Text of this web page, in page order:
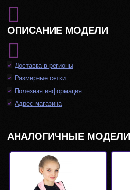
ОПИСАНИЕ МОДЕЛИ
Доставка в регионы
Размерные сетки
Полезная информация
Адрес магазина
АНАЛОГИЧНЫЕ МОДЕЛИ